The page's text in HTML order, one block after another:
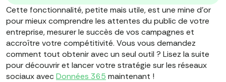
Cette fonctionnalité, petite mais utile, est une mine d'or
pour mieux comprendre les attentes du public de votre
entreprise, mesurer le succès de vos campagnes et
accroître votre compétitivité. Vous vous demandez
comment tout obtenir avec un seul outil ? Lisez la suite
pour découvrir et lancer votre stratégie sur les réseaux
sociaux avecDonnées 365 maintenant !